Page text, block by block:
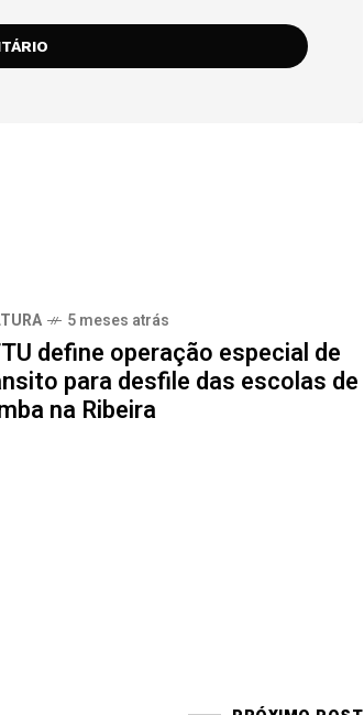
5 meses atrás
define operação especial de
para desfile das escolas de
na Ribeira